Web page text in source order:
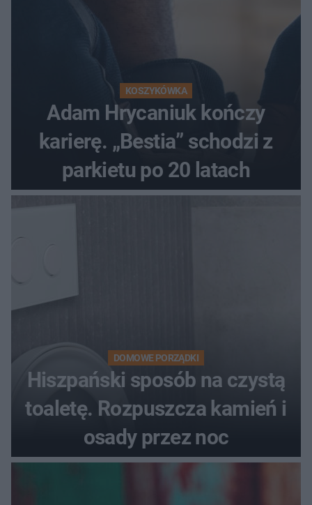
KOSZYKÓWKA
Adam Hrycaniuk kończy
karierę. „Bestia” schodzi z
parkietu po 20 latach
DOMOWE PORZĄDKI
Hiszpański sposób na czystą
toaletę. Rozpuszcza kamień i
osady przez noc